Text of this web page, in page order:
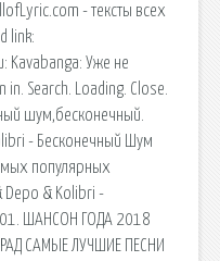
- тексты всех
link:
Kavabanga: Уже не
in. Search. Loading. Close.
шум,бесконечный.
- Бесконечный Шум
популярных
Depo & Kolibri -
ШАНСОН ГОДА 2018
САМЫЕ ЛУЧШИЕ ПЕСНИ